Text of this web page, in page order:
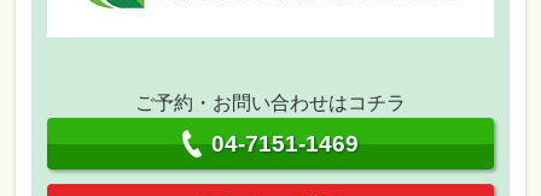
ご予約・お問い合わせはコチラ
04-7151-1469